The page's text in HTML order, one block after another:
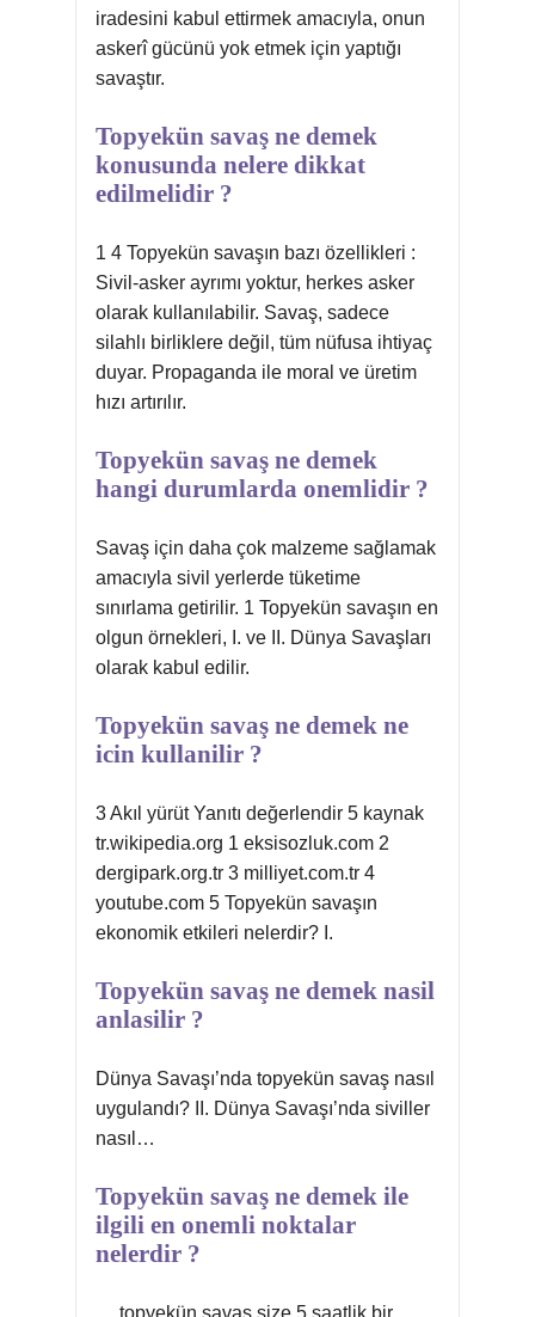
iradesini kabul ettirmek amacıyla, onun
askerî gücünü yok etmek için yaptığı
savaştır.
Topyekün savaş ne demek
konusunda nelere dikkat
edilmelidir ?
1 4 Topyekün savaşın bazı özellikleri :
Sivil-asker ayrımı yoktur, herkes asker
olarak kullanılabilir. Savaş, sadece
silahlı birliklere değil, tüm nüfusa ihtiyaç
duyar. Propaganda ile moral ve üretim
hızı artırılır.
Topyekün savaş ne demek
hangi durumlarda onemlidir ?
Savaş için daha çok malzeme sağlamak
amacıyla sivil yerlerde tüketime
sınırlama getirilir. 1 Topyekün savaşın en
olgun örnekleri, I. ve II. Dünya Savaşları
olarak kabul edilir.
Topyekün savaş ne demek ne
icin kullanilir ?
3 Akıl yürüt Yanıtı değerlendir 5 kaynak
tr.wikipedia.org 1 eksisozluk.com 2
dergipark.org.tr 3 milliyet.com.tr 4
youtube.com 5 Topyekün savaşın
ekonomik etkileri nelerdir? I.
Topyekün savaş ne demek nasil
anlasilir ?
Dünya Savaşı’nda topyekün savaş nasıl
uygulandı? II. Dünya Savaşı’nda siviller
nasıl…
Topyekün savaş ne demek ile
ilgili en onemli noktalar
nelerdir ?
… topyekün savaş size 5 saatlik bir